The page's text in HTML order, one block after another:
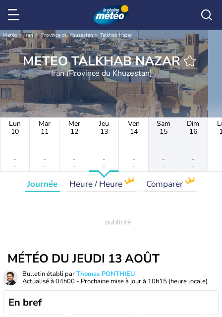
Météo Iran Province du Khuzestan Talkhab Nazar
METEO TALKHAB NAZAR
Iran (Province du Khuzestan)
Lun
10
-
-
Mar
11
-
-
Mer
12
-
-
Jeu
13
-
-
Ven
14
-
-
Sam
15
-
-
Dim
16
-
-
Journée Heure / Heure Comparer
MÉTÉO DU JEUDI 13 AOÛT
Bulletin établi parThomas PONTHIEU
Actualisé à 04h00 - Prochaine mise à jour à 10h15 (heure locale)
En bref